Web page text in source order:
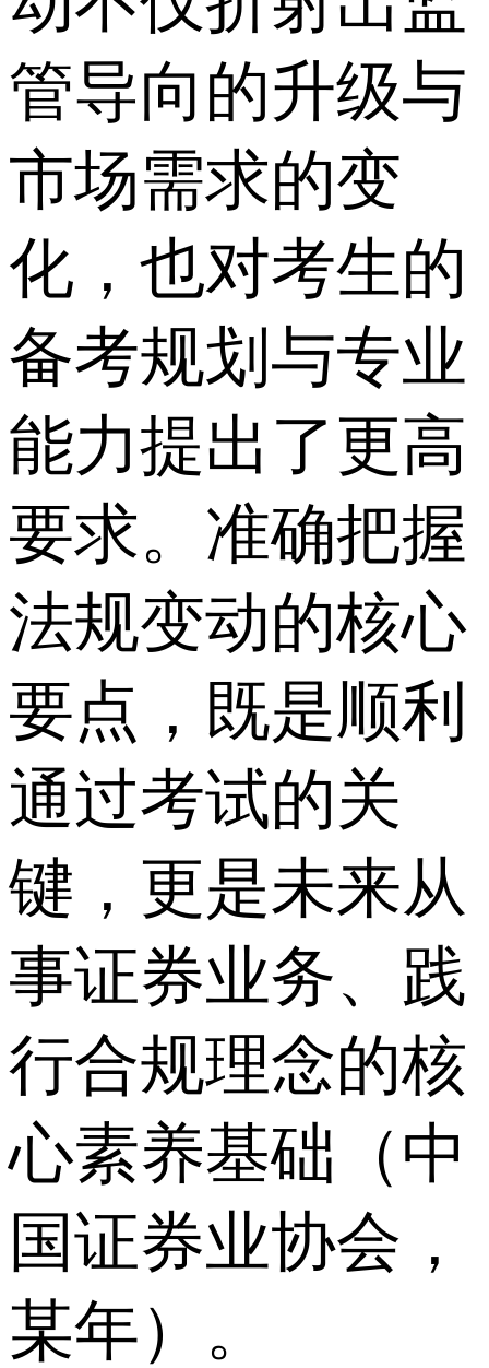
管导向的升级与
市场需求的变
化，也对考生的
备考规划与专业
能力提出了更高
要求。准确把握
法规变动的核心
要点，既是顺利
通过考试的关
键，更是未来从
事证券业务、践
行合规理念的核
心素养基础（中
国证券业协会，
某年）。